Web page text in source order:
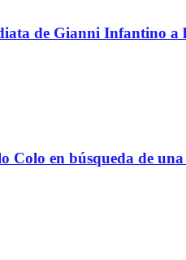
de Gianni Infantino a
Colo en búsqueda de